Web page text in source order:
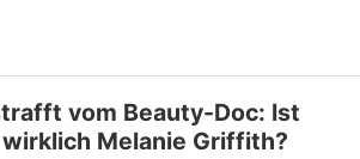
vom Beauty-Doc: Ist
Melanie Griffith?